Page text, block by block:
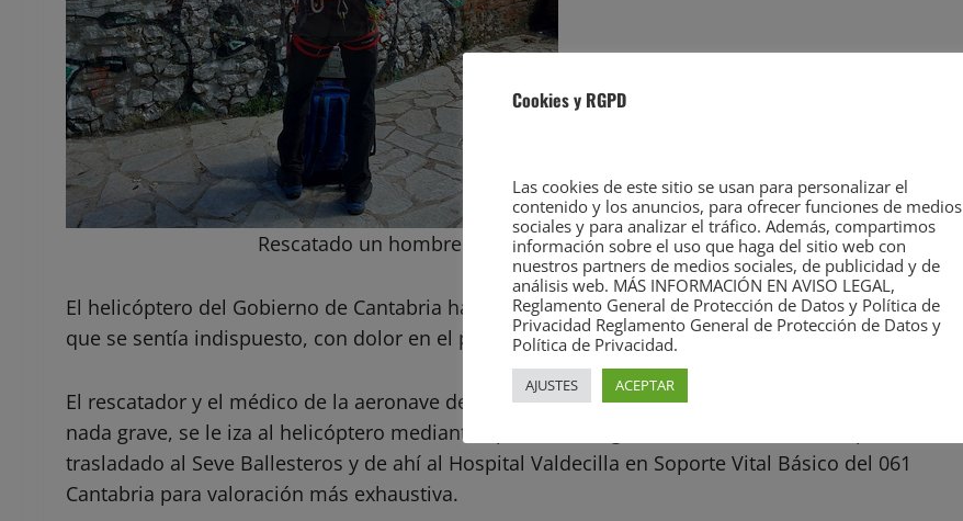
Rescatado un hombre en el Faro del Caballo de Santoña
El helicóptero del Gobierno de Cantabria ha rescatado a un varón de 39 años, vecino de Bilbao,
que se sentía indispuesto, con dolor en el pecho y mareos, en el Faro del Caballo en Santoña.
El rescatador y el médico de la aeronave descendieron para valorar al afectado. Al no encontrar
nada grave, se le iza al helicóptero mediante operación de grúa con arnés de rescate para ser
trasladado al Seve Ballesteros y de ahí al Hospital Valdecilla en Soporte Vital Básico del 061
Cantabria para valoración más exhaustiva.
Cookies y RGPD
Las cookies de este sitio se usan para personalizar el
contenido y los anuncios, para ofrecer funciones de medios
sociales y para analizar el tráfico. Además, compartimos
información sobre el uso que haga del sitio web con
nuestros partners de medios sociales, de publicidad y de
análisis web. MÁS INFORMACIÓN EN AVISO LEGAL,
Reglamento General de Protección de Datos y Política de
Privacidad Reglamento General de Protección de Datos y
Política de Privacidad.
AJUSTES ACEPTAR